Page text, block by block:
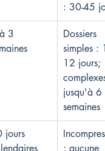
: 30-45
3
Dossiers
simples :
12 jours;
jusqu'à 6
semaines
jours
; aucune